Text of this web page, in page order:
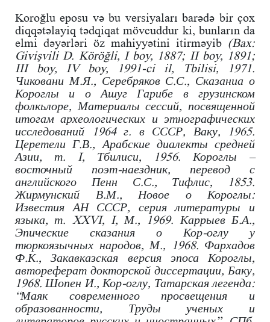
Koroğlu eposu və bu versiyaları barədə bir çox
diqqətəlayiq tədqiqat mövcuddur ki, bunların da
elmi dəyərləri öz mahiyyətini itirməyib (Bax:
Givişvili D. Köröğli, I boy, 1887; II boy, 1891;
III boy, IV boy, 1991-ci il, Tbilisi, 1971.
Чиковани М.Я., Серебряков С.С., Сказаниа о
Короглы и о Ашуг Гарибе в грузинском
фолкьлоре, Материалы сессий, посвященной
итогам археологических и этнографических
исследований 1964 г. в СССР, Ваку, 1965.
Церетели Г.В., Арабские диалекты средней
Азии, т. I, Тбилиси, 1956. Короглы –
восточный поэт-наездник, перевод с
английского Пенн С.С., Тифлис, 1853.
Жирмунский В.М., Новое о Короглы:
Известия АН СССР, серия литературы и
языка, т. XXVI, I, М., 1969. Каррыев Б.А.,
Эпические сказания о Кор-оглу у
тюркоязычных народов, М., 1968. Фархадов
Ф.К., Закавказская версия эпоса Короглы,
автореферат докторской диссертации, Баку,
1968. Шопен И., Кор-оглу, Татарская легенда:
“Маяк современного просвещения и
образованности, Труды ученых и